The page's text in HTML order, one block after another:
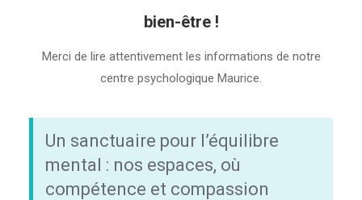
bien-être !
Merci de lire attentivement les informations de notre
centre psychologique Maurice.
Un sanctuaire pour l’équilibre
mental : nos espaces, où
compétence et compassion